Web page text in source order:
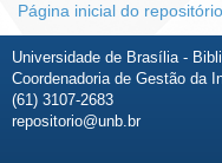
Página inicial do repositório
Universidade de Brasília -
Coordenadoria de Gestão da
(61) 3107-2683
repositorio@unb.br